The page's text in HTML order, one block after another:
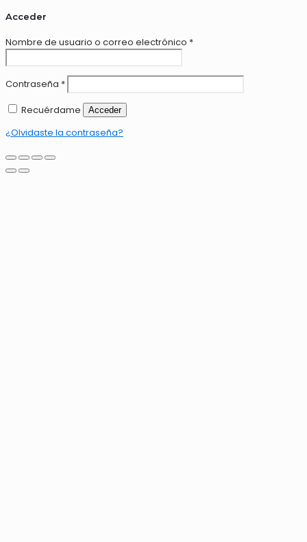
Acceder
Nombre de usuario o correo electrónico *
Contraseña *
Recuérdame
Acceder
¿Olvidaste la contraseña?